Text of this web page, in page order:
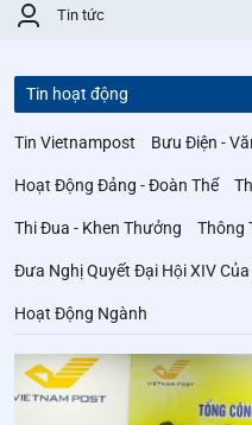
Tin tức
Tin hoạt động
Tin Vietnampost Bưu Điện -
Hoạt Động Đảng - Đoàn Thể
Thi Đua - Khen Thưởng Thông
Đưa Nghị Quyết Đại Hội XIV
Hoạt Động Ngành